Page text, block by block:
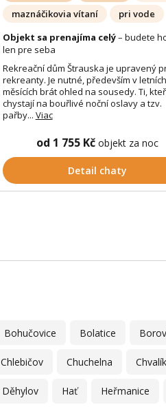
maznáčikovia vítaní
pri vode
Objekt sa prenajíma celý– budete
len pre seba
Rekreační dům Štrauska je upravený
rekreanty. Je nutné, především v letních
měsících brát ohled na sousedy. Ti,
chystají na bouřlivé noční oslavy a tzv.
pařby... Viac
od 1 755 Kč objekt za noc
Detail chaty
Bohučovice Bolatice
Chlebičov Chuchelna
Děhylov Hať Heřmanice